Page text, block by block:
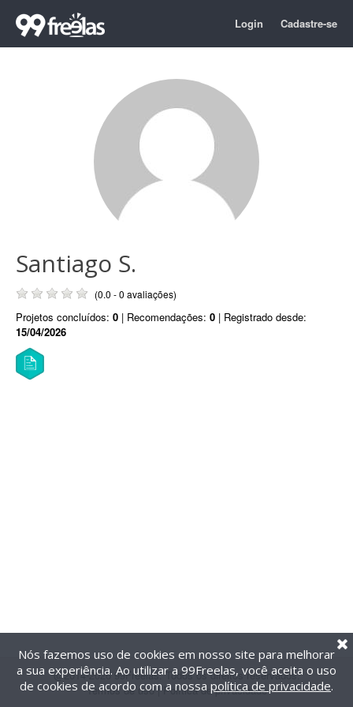
Login Cadastre-se
Santiago S.
(0.0 - 0 avaliações)
Projetos concluídos: 0 | Recomendações: 0 | Registrado desde:
15/04/2026
@2014-2026 99Freelas. Todos os direitos reservados.
Termos de uso| Política de privacidade
Nós fazemos uso de cookies em nosso site para melhorar
a sua experiência. Ao utilizar a 99Freelas, você aceita o uso
de cookies de acordo com a nossa política de privacidade.